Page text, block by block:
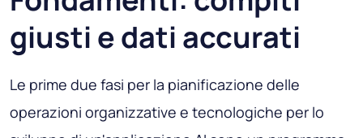
giusti e dati accurati
Le prime due fasi per la pianificazione delle
operazioni organizzative e tecnologiche per lo